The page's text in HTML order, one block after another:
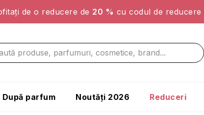
de o reducere de 20 % cu codul de reducere
După parfum Noutăți 2026 Reduceri